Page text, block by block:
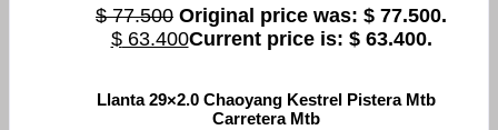
$77.500 Original price was: $ 77.500.
$63.400Current price is: $ 63.400.
Llanta 29×2.0 Chaoyang Kestrel Pistera Mtb
Carretera Mtb